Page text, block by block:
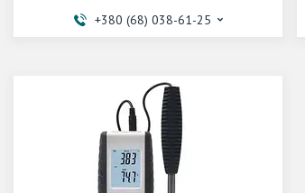
+380 (68) 038-61-25